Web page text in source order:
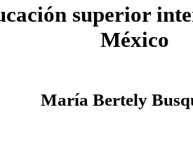
superior
México
María Bertely